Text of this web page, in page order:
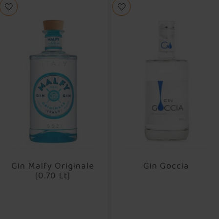
Gin Malfy Originale
[0.70 Lt]
Gin Goccia